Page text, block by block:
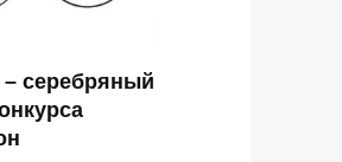
серебряный